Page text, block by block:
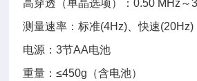
高穿透（单晶选项）：0.50 MHz～
测量速率：标准(4Hz)、快速(20Hz)
电源：3节AA电池
重量：≤450g（含电池）